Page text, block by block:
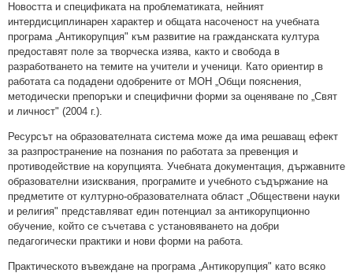
Новостта и спецификата на проблематиката, нейният
интердисциплинарен характер и общата насоченост на учебната
програма „Антикорупция" към развитие на гражданската култура
предоставят поле за творческа изява, както и свобода в
разработването на темите на учители и ученици. Като ориентир в
работата са подадени одобрените от МОН „Общи пояснения,
методически препоръки и специфични форми за оценяване по „Свят
и личност" (2004 г.).
Ресурсът на образователната система може да има решаващ ефект
за разпространение на познания по работата за превенция и
противодействие на корупцията. Учебната документация, държавните
образователни изисквания, програмите и учебното съдържание на
предметите от културно-образователната област „Обществени науки
и религия" представляват един потенциал за антикорупционно
обучение, който се съчетава с установяването на добри
педагогически практики и нови форми на работа.
Практическото въвеждане на програма „Антикорупция" като всяко